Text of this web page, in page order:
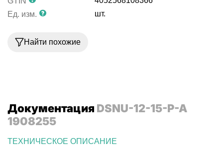
Ед. изм.
шт.
Найти похожие
Документация DSNU-12-15-P-A
1908255
ТЕХНИЧЕСКОЕ ОПИСАНИЕ